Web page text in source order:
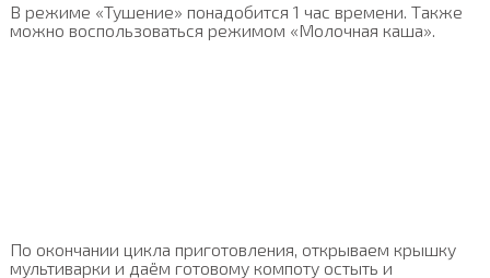
В режиме «Тушение» понадобится 1 час времени. Также
можно воспользоваться режимом «Молочная каша».
По окончании цикла приготовления, открываем крышку
мультиварки и даём готовому компоту остыть и